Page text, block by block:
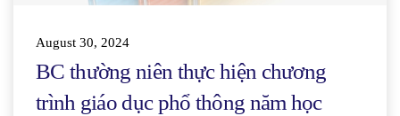
August 30, 2024
BC thường niên thực hiện chương
trình giáo dục phổ thông năm học